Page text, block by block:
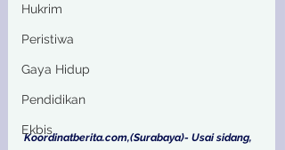
Hukrim
Peristiwa
Gaya Hidup
Pendidikan
Ekbis
Koordinatberita.com,(Surabaya)- Usai sidang,